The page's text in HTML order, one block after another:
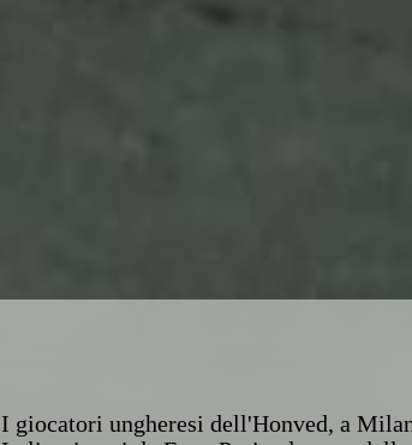
I giocatori ungheresi dell'Honved, a